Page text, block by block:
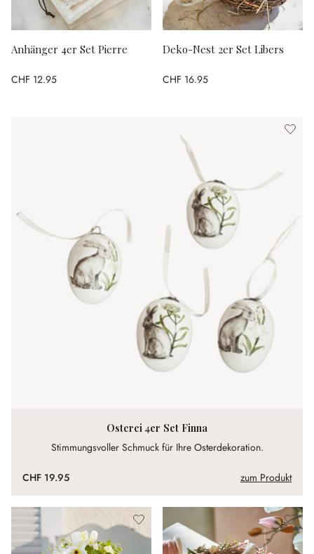
Anhänger 4er Set Pierre
CHF 12.95
Deko-Nest 2er Set Libers
CHF 16.95
Osterei 4er Set Finna
Stimmungsvoller Schmuck für Ihre Osterdekoration.
CHF 19.95 zum Produkt